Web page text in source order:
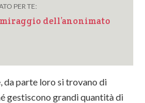
PER TE:
dell’anonimato
da parte loro si trovano di
gestiscono grandi quantità di